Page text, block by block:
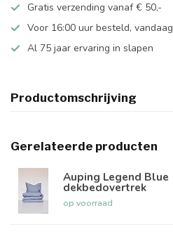
Gratis verzending vanaf € 50,-
Voor 16:00 uur besteld,
Al 75 jaar ervaring in slapen
Productomschrijving
Gerelateerde producten
Auping Legend Blue
dekbedovertrek
op voorraad